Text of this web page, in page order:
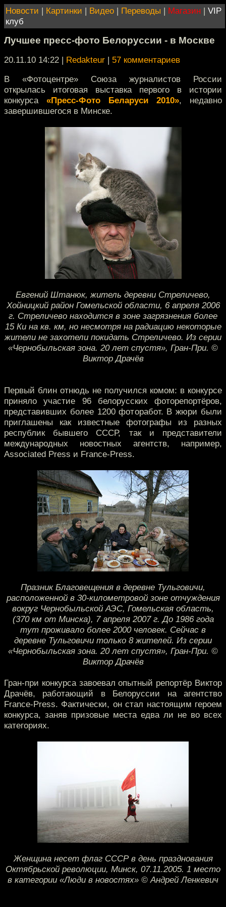
Новости | Картинки | Видео | Переводы | Магазин | VIP
клуб
Лучшее пресс-фото Белоруссии - в Москве
20.11.10 14:22 | Redakteur | 57 комментариев
В «Фотоцентре» Союза журналистов России
открылась итоговая выставка первого в истории
конкурса «Пресс-Фото Беларуси 2010», недавно
завершившегося в Минске.
Евгений Штанюк, житель деревни Стреличево,
Хойницкий район Гомельской области, 6 апреля 2006
г. Стреличево находится в зоне загрязнения более
15 Ки на кв. км, но несмотря на радиацию некоторые
жители не захотели покидать Стреличево. Из серии
«Чернобыльская зона. 20 лет спустя», Гран-При. ©
Виктор Драчёв
Первый блин отнюдь не получился комом: в конкурсе
приняло участие 96 белорусских фоторепортёров,
представивших более 1200 фоторабот. В жюри были
приглашены как известные фотографы из разных
республик бывшего СССР, так и представители
международных новостных агентств, например,
Associated Press и France-Press.
Празник Благовещения в деревне Тульговичи,
расположенной в 30-километровой зоне отчуждения
вокруг Чернобыльской АЭС, Гомельская область,
(370 км от Минска), 7 апреля 2007 г. До 1986 года
тут проживало более 2000 человек. Сейчас в
деревне Тульговичи только 8 жителей. Из серии
«Чернобыльская зона. 20 лет спустя», Гран-При. ©
Виктор Драчёв
Гран-при конкурса завоевал опытный репортёр Виктор
Драчёв, работающий в Белоруссии на агентство
France-Press. Фактически, он стал настоящим героем
конкурса, заняв призовые места едва ли не во всех
категориях.
Женщина несет флаг СССР в день празднования
Октябрьской революции, Минск, 07.11.2005. 1 место
в категории «Люди в новостях» © Андрей Ленкевич